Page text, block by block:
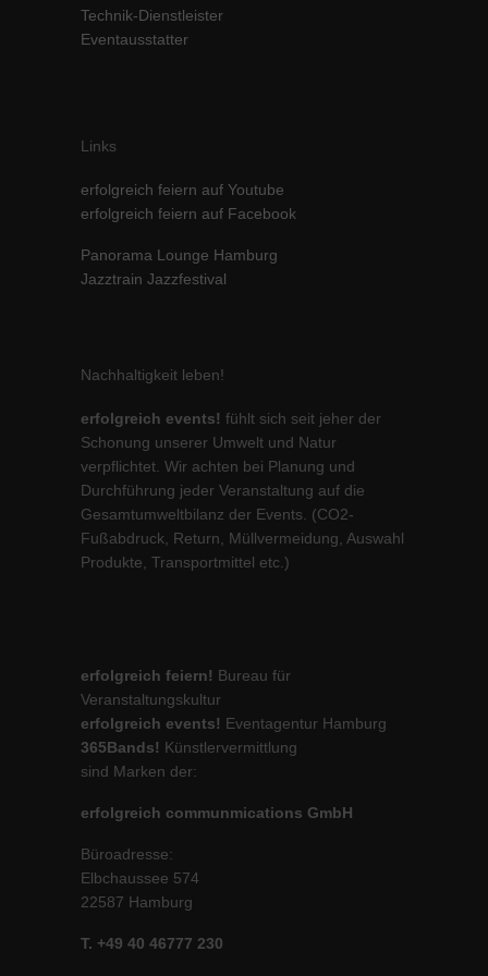
Technik-Dienstleister
Eventausstatter
Links
erfolgreich feiern auf Youtube
erfolgreich feiern auf Facebook
Panorama Lounge Hamburg
Jazztrain Jazzfestival
Nachhaltigkeit leben!
erfolgreich events! fühlt sich seit jeher der
Schonung unserer Umwelt und Natur
verpflichtet. Wir achten bei Planung und
Durchführung jeder Veranstaltung auf die
Gesamtumweltbilanz der Events. (CO2-
Fußabdruck, Return, Müllvermeidung, Auswahl
Produkte, Transportmittel etc.)
erfolgreich feiern! Bureau für
Veranstaltungskultur
erfolgreich events! Eventagentur Hamburg
365Bands! Künstlervermittlung
sind Marken der:
erfolgreich communmications GmbH
Büroadresse:
Elbchaussee 574
22587 Hamburg
T. +49 40 46777 230
Inhalte von Videoplattformen und Social-Media-Plattformen werden
standardmäßig blockiert. Wenn Cookies von externen Medien akzeptiert
powered by Borlabs Cookie